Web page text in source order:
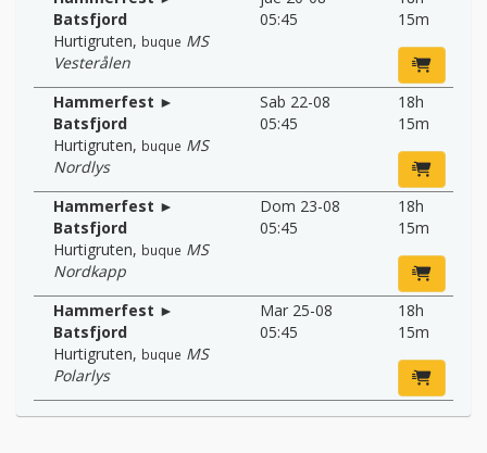
Batsfjord
Hurtigruten, buque MS
Vesterålen
05:45
15m
Hammerfest ►
Batsfjord
Hurtigruten, buque MS
Nordlys
Sab 22-08
05:45
18h
15m
Hammerfest ►
Batsfjord
Hurtigruten, buque MS
Nordkapp
Dom 23-08
05:45
18h
15m
Hammerfest ►
Batsfjord
Hurtigruten, buque MS
Polarlys
Mar 25-08
05:45
18h
15m